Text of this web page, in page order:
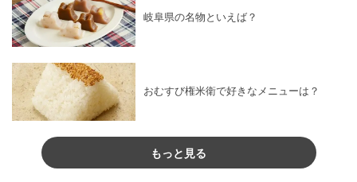
岐阜県の名物といえば？
おむすび権米衛で好きなメニューは？
もっと見る